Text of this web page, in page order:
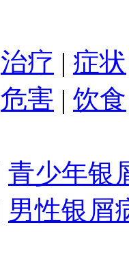
治疗 | 症状
危害 | 饮食
青少年银
男性银屑